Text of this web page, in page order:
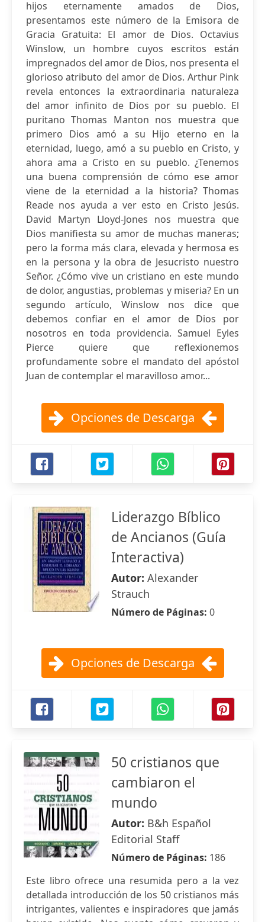
hijos eternamente amados de Dios,
presentamos este número de la Emisora de
Gracia Gratuita: El amor de Dios. Octavius
Winslow, un hombre cuyos escritos están
impregnados del amor de Dios, nos presenta el
glorioso atributo del amor de Dios. Arthur Pink
revela entonces la extraordinaria naturaleza
del amor infinito de Dios por su pueblo. El
puritano Thomas Manton nos muestra que
primero Dios amó a su Hijo eterno en la
eternidad, luego, amó a su pueblo en Cristo, y
ahora ama a Cristo en su pueblo. ¿Tenemos
una buena comprensión de cómo ese amor
viene de la eternidad a la historia? Thomas
Reade nos ayuda a ver esto en Cristo Jesús.
David Martyn Lloyd-Jones nos muestra que
Dios manifiesta su amor de muchas maneras;
pero la forma más clara, elevada y hermosa es
en la persona y la obra de Jesucristo nuestro
Señor. ¿Cómo vive un cristiano en este mundo
de dolor, angustias, problemas y miseria? En un
segundo artículo, Winslow nos dice que
debemos confiar en el amor de Dios por
nosotros en toda providencia. Samuel Eyles
Pierce quiere que reflexionemos
profundamente sobre el mandato del apóstol
Juan de contemplar el maravilloso amor...
Opciones de Descarga
Liderazgo Bíblico
de Ancianos (Guía
Interactiva)
Autor: Alexander
Strauch
Número de Páginas: 0
Opciones de Descarga
50 cristianos que
cambiaron el
mundo
Autor: B&h Español
Editorial Staff
Número de Páginas: 186
Este libro ofrece una resumida pero a la vez
detallada introducción de los 50 cristianos más
intrigantes, valientes e inspiradores que jamás